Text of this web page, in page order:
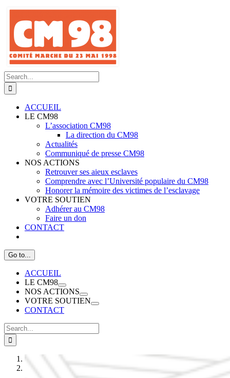
Skip
content
Search
for:
ACCUEIL
LE CM98
L’association CM98
La direction du CM98
Actualités
Communiqué de presse CM98
NOS ACTIONS
Retrouver ses aieux esclaves
Comprendre avec l’Université populaire du CM98
Honorer la mémoire des victimes de l’esclavage
VOTRE SOUTIEN
Adhérer au CM98
Faire un don
CONTACT
Go to...
ACCUEIL
LE CM98
NOS ACTIONS
VOTRE SOUTIEN
CONTACT
Search
for:
1